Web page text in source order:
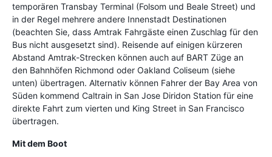
temporären Transbay Terminal (Folsom und Beale Street) und
in der Regel mehrere andere Innenstadt Destinationen
(beachten Sie, dass Amtrak Fahrgäste einen Zuschlag für den
Bus nicht ausgesetzt sind). Reisende auf einigen kürzeren
Abstand Amtrak-Strecken können auch auf BART Züge an
den Bahnhöfen Richmond oder Oakland Coliseum (siehe
unten) übertragen. Alternativ können Fahrer der Bay Area von
Süden kommend Caltrain in San Jose Diridon Station für eine
direkte Fahrt zum vierten und King Street in San Francisco
übertragen.
Mit dem Boot